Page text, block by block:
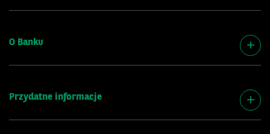
O Banku
Przydatne informacje